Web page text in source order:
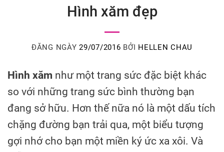
Hình xăm đẹp
ĐĂNG NGÀY29/07/2016 BỞI HELLEN CHAU
Hình xăm như một trang sức đặc biệt khác
so với những trang sức bình thường bạn
đang sở hữu. Hơn thế nữa nó là một dấu tích
chặng đường bạn trải qua, một biểu tượng
gợi nhớ cho bạn một miền ký ức xa xôi. Và